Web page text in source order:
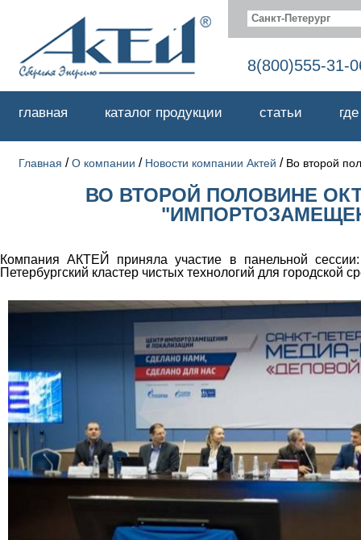
Санкт-Петерург
8(800)555-31-
главная каталог продукции статьи
Главная /О компании / Новости компании Актей / Во второй
ВО ВТОРОЙ ПОЛОВИНЕ
Компания АКТЕЙ приняла участие в панельной
Петербургский кластер чистых технологий для